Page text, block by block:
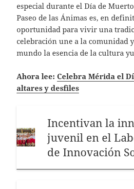
especial durante el Día de
Paseo de las Ánimas es, en
oportunidad para vivir una
celebración une a la comunidad
mundo la esencia de la cultura
Ahora lee:Celebra Mérida el
altares y desfiles
Incentivan la
juvenil en el
de Innovación